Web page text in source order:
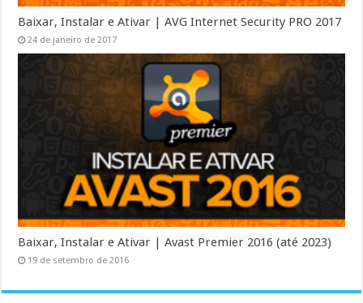
Baixar, Instalar e Ativar | AVG Internet Security PRO 2017
24 de janeiro de 2017
Baixar, Instalar e Ativar | Avast Premier 2016 (até 2023)
19 de setembro de 2016